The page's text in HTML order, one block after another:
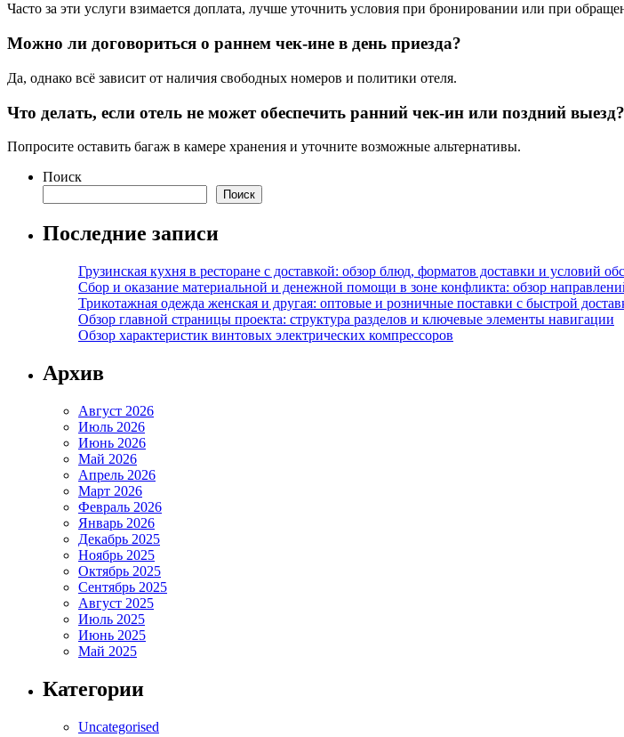
Часто за эти услуги взимается доплата, лучше уточнить условия при бронировании или при
Можно ли договориться о раннем чек-ине в день приезда?
Да, однако всё зависит от наличия свободных номеров и политики отеля.
Что делать, если отель не может обеспечить ранний чек-ин или поздний выезд?
Попросите оставить багаж в камере хранения и уточните возможные альтернативы.
Поиск
Поиск
Последние записи
Грузинская кухня в ресторане с доставкой: обзор блюд, форматов доставки и условий
Сбор и оказание материальной и денежной помощи в зоне конфликта: обзор
Трикотажная одежда женская и другая: оптовые и розничные поставки с быстрой
Обзор главной страницы проекта: структура разделов и ключевые элементы навигации
Обзор характеристик винтовых электрических компрессоров
Архив
Август 2026
Июль 2026
Июнь 2026
Май 2026
Апрель 2026
Март 2026
Февраль 2026
Январь 2026
Декабрь 2025
Ноябрь 2025
Октябрь 2025
Сентябрь 2025
Август 2025
Июль 2025
Июнь 2025
Май 2025
Категории
Uncategorised